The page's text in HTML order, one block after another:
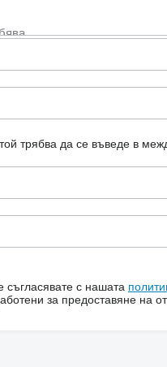
трябва да се въведе в
съгласявате с нашата
за предоставяне на